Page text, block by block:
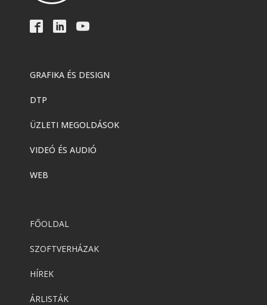
GRAFIKA ÉS DESIGN
DTP
ÜZLETI MEGOLDÁSOK
VIDEÓ ÉS AUDIÓ
WEB
FŐOLDAL
SZOFTVERHÁZAK
HÍREK
ÁRLISTÁK